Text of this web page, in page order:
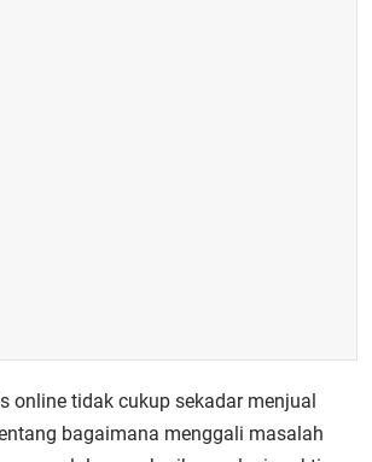
online tidak cukup sekadar menjual
bagaimana menggali masalah